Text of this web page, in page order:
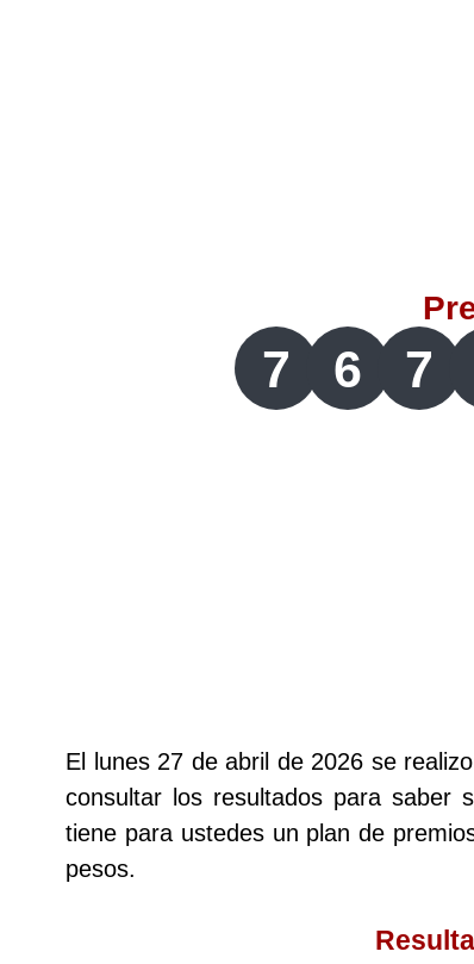
Lotería de Risaralda
Antioqueñita Día
Antioqueñita Tarde
7 6 7
El lunes 27 de abril de 2026 se
consultar los resultados para saber
tiene para ustedes un plan de
pesos.